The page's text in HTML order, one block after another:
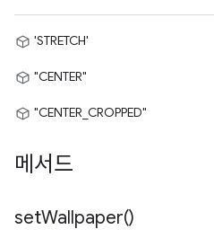
'STRETCH'
"CENTER"
"CENTER_CROPPED"
메서드
setWallpaper()